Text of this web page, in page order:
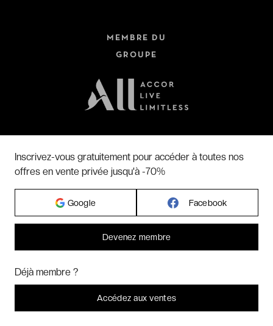
MEMBRE DU
GROUPE
Inscrivez-vous gratuitement pour accéder à toutes nos
offres en vente privée jusqu'à -70%
Google Facebook
Devenez membre
Déjà membre ?
Accédez aux ventes
Marketing? Vous pouvez toujours modifier ou retirer votre
Je refuse C'est bon.